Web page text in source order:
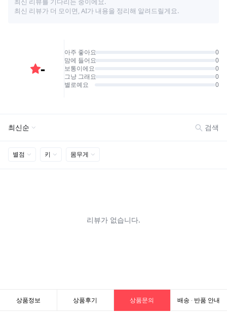
상품정보 상품후기 상품문의 배송 · 반품 안내